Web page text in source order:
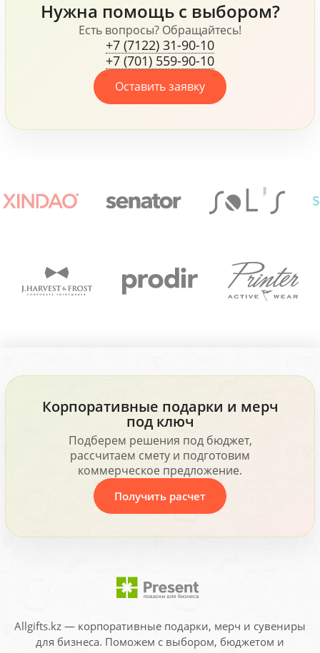
все это говорит о том,
что компания, не
жалеет средств для
своих сотрудников.
Нужна помощь с выбором?
Есть вопросы? Обращайтесь!
+7 (7122) 31-90-10
+7 (701) 559-90-10
Оставить заявку
Корпоративные подарки и мерч
под ключ
Подберем решения под бюджет,
рассчитаем смету и подготовим
коммерческое предложение.
Получить расчет
Allgifts.kz — корпоративные подарки, мерч и сувениры
для бизнеса. Поможем с выбором, бюджетом и